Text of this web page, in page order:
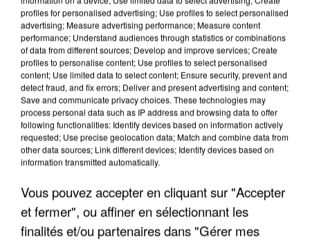
APRÈS TOUTES CES CANICULES, LES REFUGES
DE FAUNE SAUVAGE SONT...
profiles for personalised advertising; Use profiles to select personalised
advertising; Measure advertising performance; Measure content
performance; Understand audiences through statistics or combinations
of data from different sources; Develop and improve services; Create
profiles to personalise content; Use profiles to select personalised
content; Use limited data to select content; Ensure security, prevent and
detect fraud, and fix errors; Deliver and present advertising and content;
Save and communicate privacy choices. These technologies may
process personal data such as IP address and browsing data to offer
following functionalities: Identify devices based on information actively
requested; Use precise geolocation data; Match and combine data from
other data sources; Link different devices; Identify devices based on
information transmitted automatically.
Vous pouvez accepter en cliquant sur "Accepter
et fermer", ou affiner en sélectionnant les
finalités et/ou partenaires dans "Gérer mes